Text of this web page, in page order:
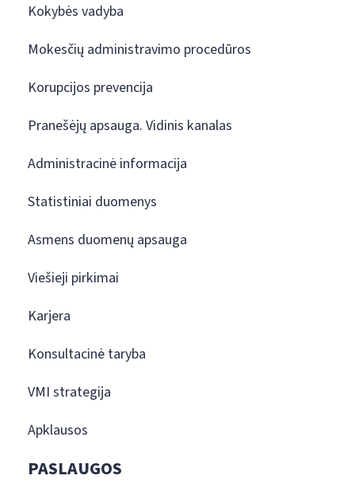
Kokybės vadyba
Mokesčių administravimo procedūros
Korupcijos prevencija
Pranešėjų apsauga. Vidinis kanalas
Administracinė informacija
Statistiniai duomenys
Asmens duomenų apsauga
Viešieji pirkimai
Karjera
Konsultacinė taryba
VMI strategija
Apklausos
PASLAUGOS